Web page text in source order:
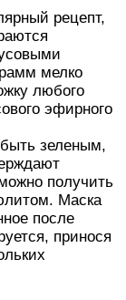
рецепт,
мелко
любого
эфирного
зеленым,
получить
Маска
после
принося